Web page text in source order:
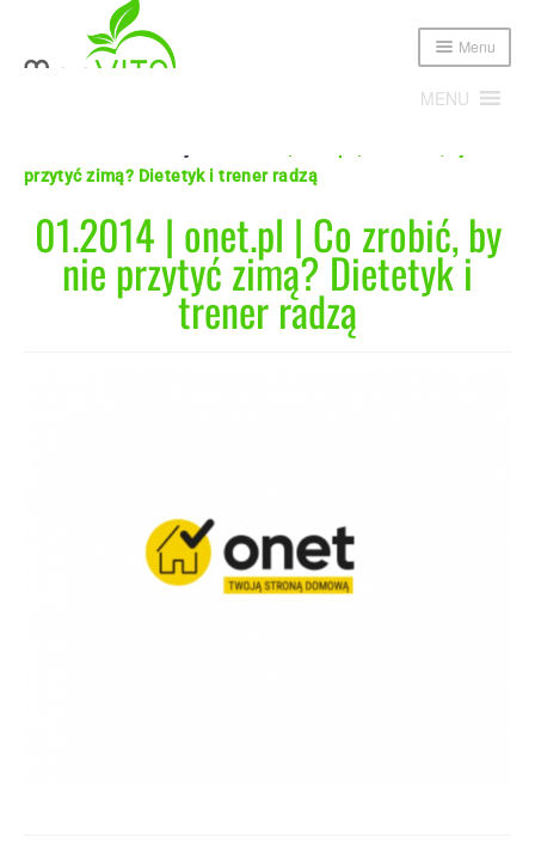
Menu
MENU
child
menu
Oferta Expand
Regulamin sklepu
przytyć zimą? Dietetyk i trener radzą
01.2014 | onet.pl | Co zrobić, by
nie przytyć zimą? Dietetyk i
trener radzą